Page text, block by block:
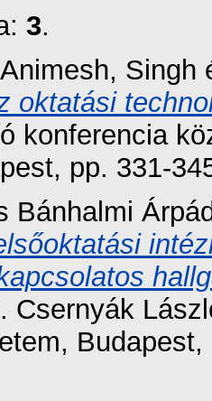
3.
Animesh, Singh
oktatási
konferencia
pp. 331-
Bánhalmi
Csernyák